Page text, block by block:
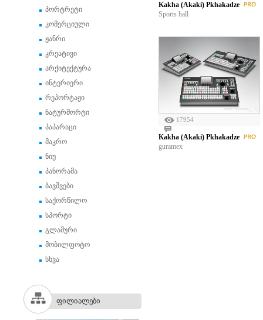
პორტრეტი
კომერციული
ჟანრი
კრეატივი
არქიტექტურა
ინტერიერი
რეპორტაჟი
ნატურმორტი
პაპარაცი
მაკრო
ნიუ
პანორამა
ბავშვები
საქორწილო
სპორტი
გლამური
მობილფოტო
სხვა
ფილიალები
Kakha (Akaki) Pkhakadze
Sports hall
17954
Kakha (Akaki) Pkhakadze
guramex